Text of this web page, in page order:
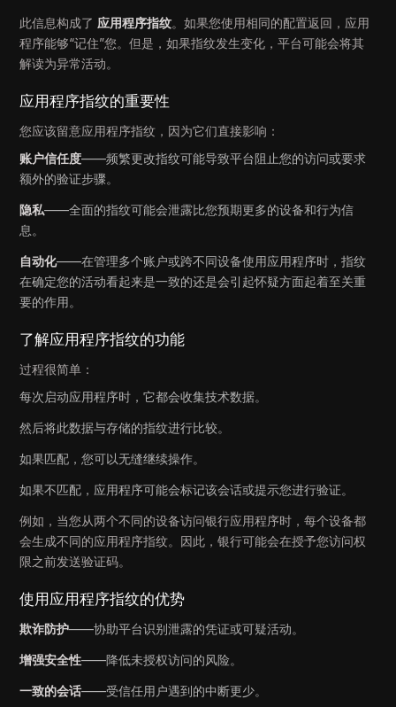
此信息构成了 应用程序指纹。如果您使用相同的配置返回，应用
程序能够“记住”您。但是，如果指纹发生变化，平台可能会将其
解读为异常活动。
应用程序指纹的重要性
您应该留意应用程序指纹，因为它们直接影响：
账户信任度——频繁更改指纹可能导致平台阻止您的访问或要求
额外的验证步骤。
隐私——全面的指纹可能会泄露比您预期更多的设备和行为信
息。
自动化——在管理多个账户或跨不同设备使用应用程序时，指纹
在确定您的活动看起来是一致的还是会引起怀疑方面起着至关重
要的作用。
了解应用程序指纹的功能
过程很简单：
每次启动应用程序时，它都会收集技术数据。
然后将此数据与存储的指纹进行比较。
如果匹配，您可以无缝继续操作。
如果不匹配，应用程序可能会标记该会话或提示您进行验证。
例如，当您从两个不同的设备访问银行应用程序时，每个设备都
会生成不同的应用程序指纹。因此，银行可能会在授予您访问权
限之前发送验证码。
使用应用程序指纹的优势
欺诈防护——协助平台识别泄露的凭证或可疑活动。
增强安全性——降低未授权访问的风险。
一致的会话——受信任用户遇到的中断更少。